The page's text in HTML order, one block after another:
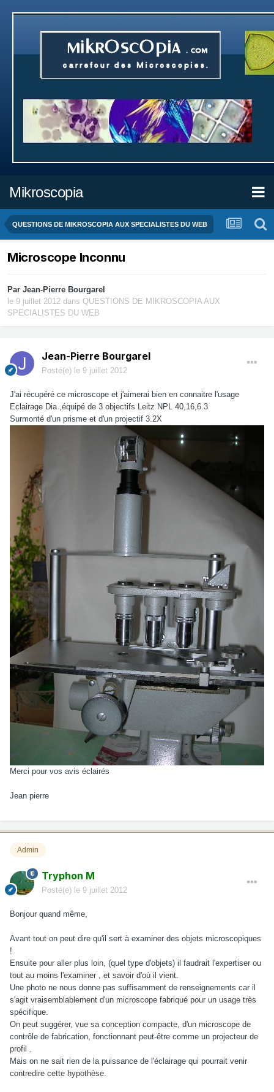
Mikroscopia
QUESTIONS DE MIKROSCOPIA AUX SPECIALISTES DU WEB
Microscope Inconnu
Par Jean-Pierre Bourgarel
le 9 juillet 2012 dans QUESTIONS DE MIKROSCOPIA AUX
SPECIALISTES DU WEB
Jean-Pierre Bourgarel
Posté(e) le 9 juillet 2012
J'ai récupéré ce microscope et j'aimerai bien en connaitre l'usage
Eclairage Dia ,équipé de 3 objectifs Leitz NPL 40,16,6.3
Surmonté d'un prisme et d'un projectif 3.2X
Merci pour vos avis éclairés
Jean pierre
Admin
Tryphon M
Posté(e) le 9 juillet 2012
Bonjour quand même,
Avant tout on peut dire qu'il sert à examiner des objets microscopiques
!
Ensuite pour aller plus loin, (quel type d'objets) il faudrait l'expertiser ou
tout au moins l'examiner , et savoir d'où il vient.
Une photo ne nous donne pas suffisamment de renseignements car il
s'agit vraisemblablement d'un microscope fabriqué pour un usage très
spécifique.
On peut suggérer, vue sa conception compacte, d'un microscope de
contrôle de fabrication, fonctionnant peut-être comme un projecteur de
profil .
Mais on ne sait rien de la puissance de l'éclairage qui pourrait venir
contredire cette hypothèse.